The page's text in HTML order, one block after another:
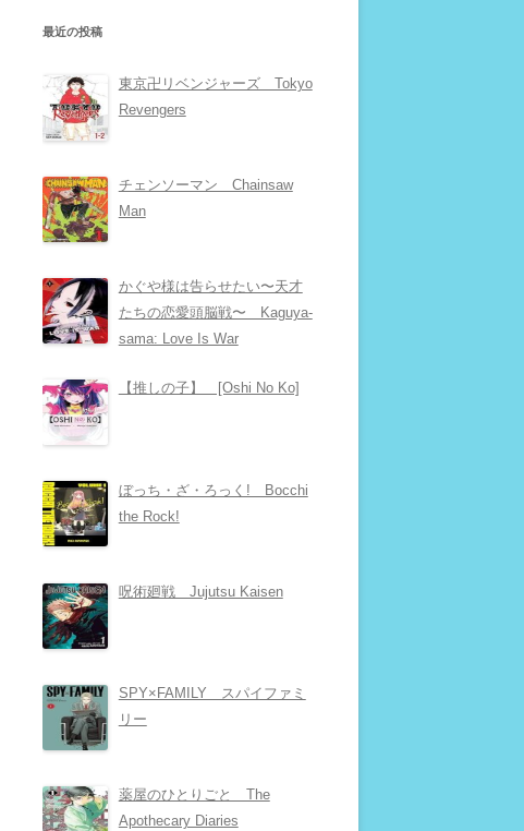
最近の投稿
東京卍リベンジャーズ Tokyo
Revengers
チェンソーマン Chainsaw
Man
かぐや様は告らせたい〜天才
たちの恋愛頭脳戦〜 Kaguya-
sama: Love Is War
【推しの子】 [Oshi No Ko]
ぼっち・ざ・ろっく! Bocchi
the Rock!
呪術廻戦 Jujutsu Kaisen
SPY×FAMILY スパイファミ
リー
薬屋のひとりごと The
Apothecary Diaries